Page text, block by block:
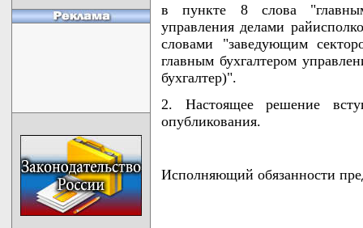
в пункте 8 слова
управления делами
словами "заведующим
главным бухгалтером
бухгалтер)".
2. Настоящее решение
опубликования.
Исполняющий обязанности